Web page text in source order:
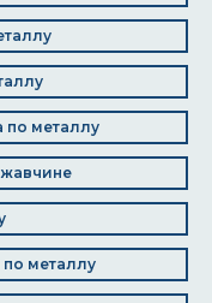
по металлу
металлу